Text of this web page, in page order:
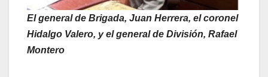
El general de Brigada, Juan Herrera, el coronel
Hidalgo Valero, y el general de División, Rafael
Montero